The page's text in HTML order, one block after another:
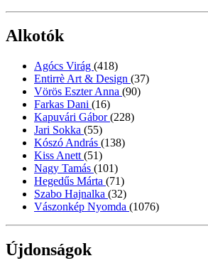
Alkotók
Agócs Virág (418)
Entirrè Art & Design (37)
Vörös Eszter Anna (90)
Farkas Dani (16)
Kapuvári Gábor(228)
Jari Sokka (55)
Kószó András (138)
Kiss Anett (51)
Nagy Tamás (101)
Hegedűs Márta (71)
Szabo Hajnalka (32)
Vászonkép Nyomda (1076)
Újdonságok